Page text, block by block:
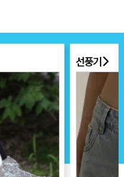
부채